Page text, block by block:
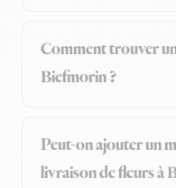
Comment trouver
Biefmorin ?
Peut-on ajouter un
livraison de fleurs à